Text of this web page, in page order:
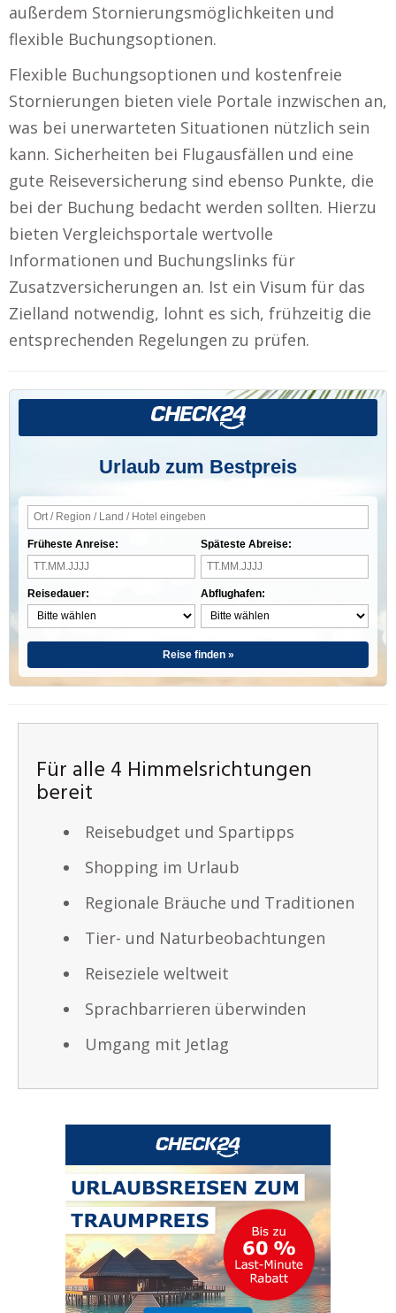
außerdem Stornierungsmöglichkeiten und
flexible Buchungsoptionen.
Flexible Buchungsoptionen und kostenfreie
Stornierungen bieten viele Portale inzwischen an,
was bei unerwarteten Situationen nützlich sein
kann. Sicherheiten bei Flugausfällen und eine
gute Reiseversicherung sind ebenso Punkte, die
bei der Buchung bedacht werden sollten. Hierzu
bieten Vergleichsportale wertvolle
Informationen und Buchungslinks für
Zusatzversicherungen an. Ist ein Visum für das
Zielland notwendig, lohnt es sich, frühzeitig die
entsprechenden Regelungen zu prüfen.
Urlaub zum Bestpreis
Früheste Anreise:
Reisedauer:
Späteste Abreise:
Abflughafen:
Reise finden »
Für alle 4 Himmelsrichtungen
bereit
Reisebudget und Spartipps
Shopping im Urlaub
Regionale Bräuche und Traditionen
Tier- und Naturbeobachtungen
Reiseziele weltweit
Sprachbarrieren überwinden
Umgang mit Jetlag